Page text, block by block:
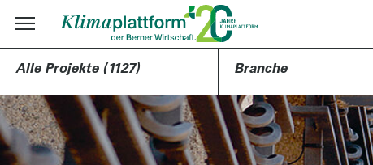
Alle Projekte (1127) Branche